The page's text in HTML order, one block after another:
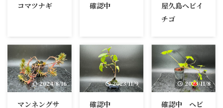
コマツナギ 確認中
屋久島ヘビイ
チゴ
2024/8/16
マンネングサ
2023/11/9
確認中
2023/11/8
確認中 ヘビ